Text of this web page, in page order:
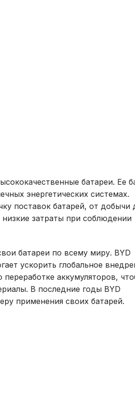
батареи. Ее
энергетических системах.
поставок батарей, от добычи
затраты при соблюдении
батареи по всему миру. BYD
ускорить глобальное
аккумуляторов,
В последние годы BYD
применения своих батарей.